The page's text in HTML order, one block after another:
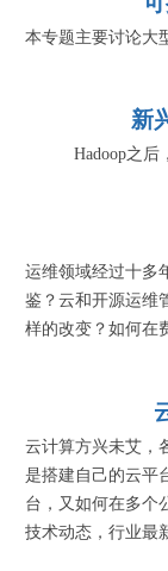
本专题主要讨论大
新
Hadoop之
运维领域经过十多
鉴？云和开源运维
样的改变？如何在
云计算方兴未艾，
是搭建自己的云平
台，又如何在多个
技术动态，行业最